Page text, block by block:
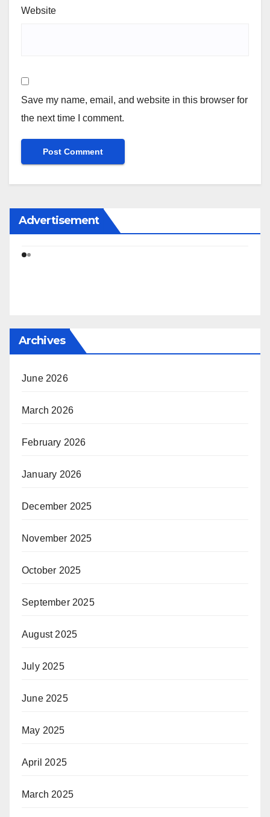
Website
Save my name, email, and website in this browser for
the next time I comment.
Advertisement
Archives
June 2026
March 2026
February 2026
January 2026
December 2025
November 2025
October 2025
September 2025
August 2025
July 2025
June 2025
May 2025
April 2025
March 2025